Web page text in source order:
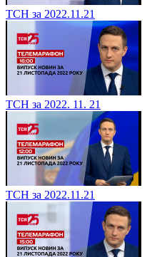
ТСН за 2022.11.21
ТСН за 2022. 11. 21
ТСН за 2022.11.21